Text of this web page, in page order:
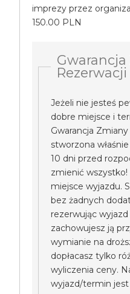
imprezy przez
150.00 PLN
Rezerwacji
Jeżeli nie jesteś
dobre miejsce i
Gwarancja
stworzona
10 dni przed
zmienić
miejsce wyjazdu.
bez żadnych
rezerwując wyjazd
zachowujesz ją
wymianie na
dopłacasz tylko
wyliczenia ceny.
wyjazd/termin